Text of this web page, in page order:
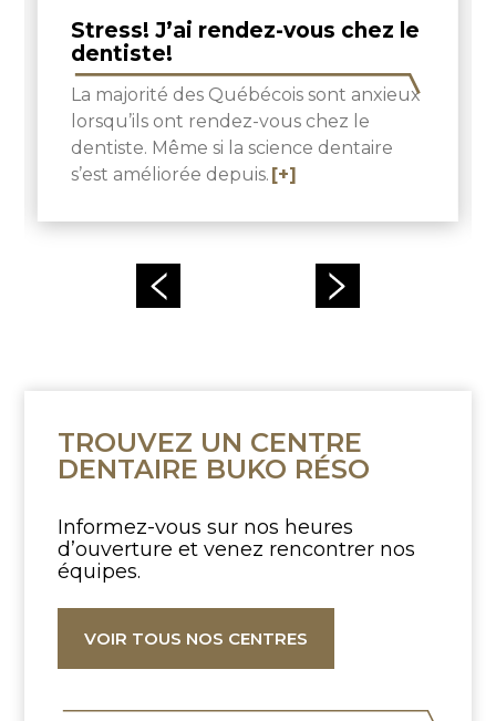
Stress! J’ai rendez-vous chez le
dentiste!
La majorité des Québécois sont anxieux
lorsqu’ils ont rendez-vous chez le
dentiste. Même si la science dentaire
s’est améliorée depuis. [+]
TROUVEZ UN CENTRE
DENTAIRE BUKO RÉSO
Informez-vous sur nos heures
d’ouverture et venez rencontrer nos
équipes.
VOIR TOUS NOS CENTRES